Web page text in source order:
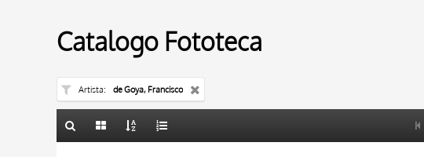
Catalogo Fototeca
Artista de Goya, Francisco